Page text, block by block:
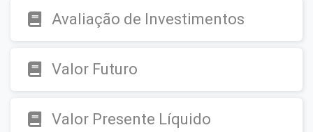
Avaliação de Investimentos
Valor Futuro
Valor Presente Líquido